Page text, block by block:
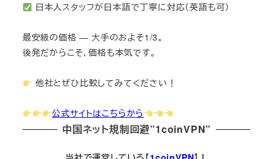
日本人スタッフが日本語で丁寧に対応（英語も可）
最安級の価格 — 大手のおよそ1/3。
後発だからこそ、価格も本気です。
他社とぜひ比較してみてください！
公式サイトはこちらから
中国ネット規制回避”1coinVPN”